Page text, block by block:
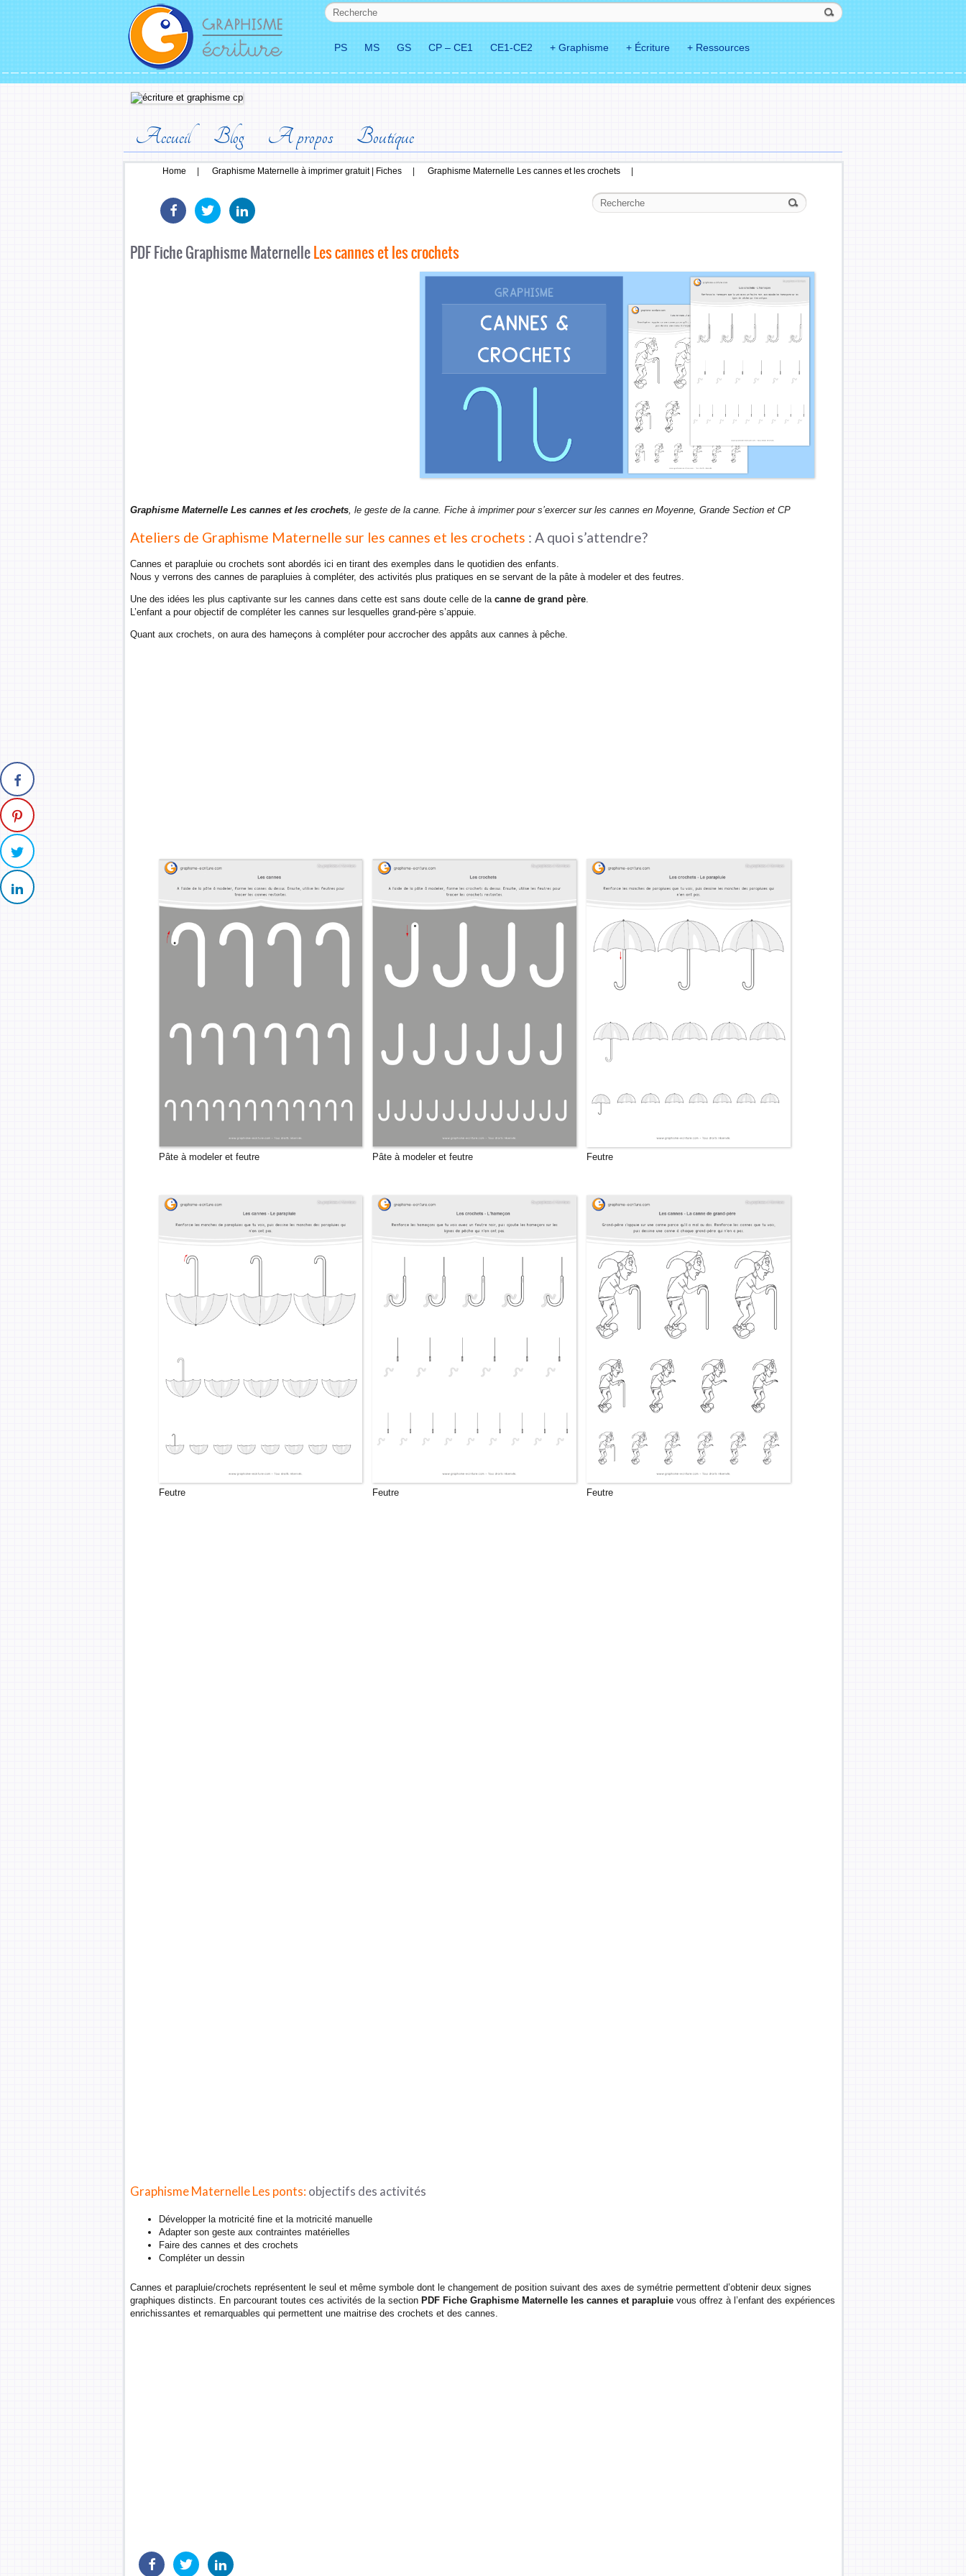
PS MS GS CP – CE1 CE1-CE2 + Graphisme + Écriture + Ressources
Accueil Blog A propos Boutique
Home Graphisme Maternelle à imprimer gratuit | Fiches Graphisme Maternelle Les cannes et les crochets
PDF Fiche Graphisme MaternelleLes cannes et les crochets
Graphisme Maternelle Les cannes et les crochets, le geste de la canne. Fiche à imprimer pour s’exercer sur les cannes en Moyenne, Grande Section et CP
Ateliers de Graphisme Maternelle sur les cannes et les crochets : A quoi s’attendre?
Cannes et parapluie ou crochets sont abordés ici en tirant des exemples dans le quotidien des enfants.
Nous y verrons des cannes de parapluies à compléter, des activités plus pratiques en se servant de la pâte à modeler et des feutres.
Une des idées les plus captivante sur les cannes dans cette est sans doute celle de la canne de grand père.
L’enfant a pour objectif de compléter les cannes sur lesquelles grand-père s’appuie.
Quant aux crochets, on aura des hameçons à compléter pour accrocher des appâts aux cannes à pêche.
Pâte à modeler et feutre Pâte à modeler et feutre Feutre
Feutre Feutre Feutre
Graphisme Maternelle Les ponts: objectifs des activités
Développer la motricité fine et la motricité manuelle
Adapter son geste aux contraintes matérielles
Faire des cannes et des crochets
Compléter un dessin
Cannes et parapluie/crochets représentent le seul et même symbole dont le changement de position suivant des axes de symétrie permettent d’obtenir deux signes
graphiques distincts. En parcourant toutes ces activités de la section PDF Fiche Graphisme Maternelle les cannes et parapluievous offrez à l’enfant des expériences
enrichissantes et remarquables qui permettent une maitrise des crochets et des cannes.